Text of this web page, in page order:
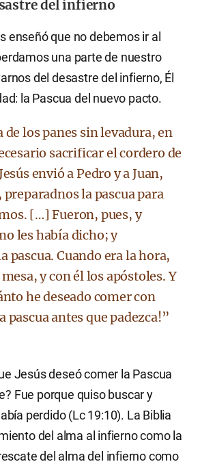
del infierno
enseñó que no debemos ir al
una parte de nuestro
del desastre del infierno, Él
la Pascua del nuevo pacto.
de los panes sin levadura, en
sacrificar el cordero de
envió a Pedro y a Juan,
la pascua para
[…] Fueron, pues, y
les había dicho; y
pascua. Cuando era la hora,
y con él los apóstoles. Y
he deseado comer con
pascua antes que padezca!”
Jesús deseó comer la Pascua
Fue porque quiso buscar y
perdido (Lc 19:10). La Biblia
del alma al infierno como la
del alma del infierno como